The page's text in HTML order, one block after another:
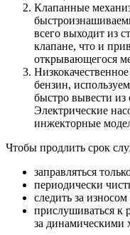
Клапанные
всего выходит из
клапане, что и
открывающегося
бензин,
быстро вывести из
Электрические
инжекторные
Чтобы продлить срок
заправляться
периодически
следить за износом
прислушиваться к
за динамическими